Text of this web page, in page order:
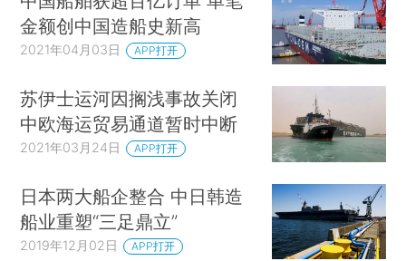
金额创中国造船史新高
2021年04月03日 APP打开
苏伊士运河因搁浅事故关闭
中欧海运贸易通道暂时中断
2021年03月24日 APP打开
日本两大船企整合 中日韩造
船业重塑“三足鼎立”
2019年12月02日 APP打开